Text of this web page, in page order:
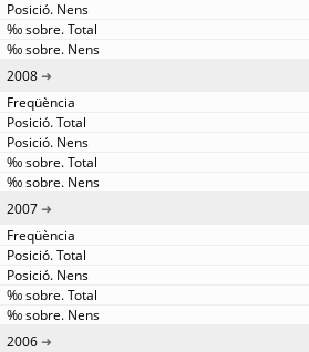
2008
2007
2006